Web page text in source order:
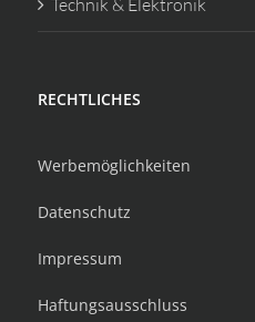
Technik & Elektronik
RECHTLICHES
Werbemöglichkeiten
Datenschutz
Impressum
Haftungsausschluss